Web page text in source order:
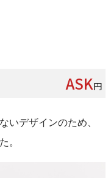
ASK円
いデザインのため、
。